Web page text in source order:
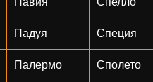
Падуя Специя
Палермо Сполето